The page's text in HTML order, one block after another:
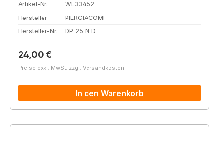
Artikel-Nr.
WL33452
Hersteller
PIERGIACOMI
Hersteller-Nr.
DP 25 N D
Regulärer Preis:
24,00 €
Preise exkl. MwSt. zzgl. Versandkosten
In den Warenkorb